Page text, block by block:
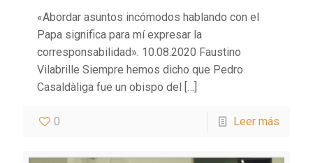
«Abordar asuntos incómodos hablando con el
Papa significa para mí expresar la
corresponsabilidad». 10.08.2020 Faustino
Vilabrille Siempre hemos dicho que Pedro
Casaldàliga fue un obispo del
[…]
0 Leer más